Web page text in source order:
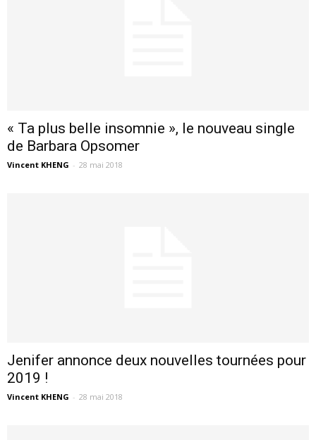
« Ta plus belle insomnie », le nouveau single
de Barbara Opsomer
Vincent KHENG - 28 mai 2018
Jenifer annonce deux nouvelles tournées pour
2019 !
Vincent KHENG - 28 mai 2018